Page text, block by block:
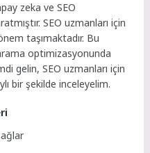
zeka ve SEO
SEO uzmanları için
taşımaktadır. Bu
optimizasyonunda
gelin, SEO uzmanları için
bir şekilde inceleyelim.